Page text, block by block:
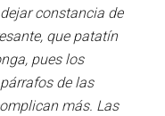
constancia de
que patatín
pues los
de las
más. Las